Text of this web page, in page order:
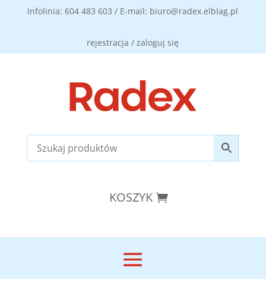
Infolinia: 604 483 603 / E-mail: biuro@radex.elblag.pl
rejestracja / zaloguj się
KOSZYK